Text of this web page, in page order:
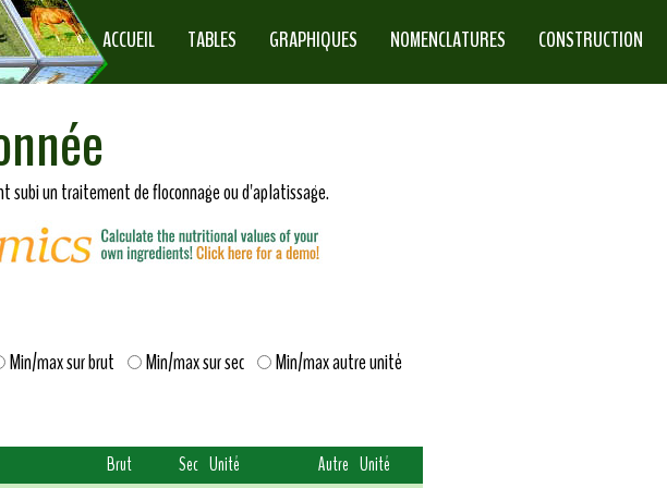
ACCUEIL TABLES GRAPHIQUES NOMENCLATURES CONSTRUCTION
subi un traitement de floconnage ou d'aplatissage.
Min/max sur brut Min/max sur sec Min/max autre unité
Brut Sec Unité Autre Unité